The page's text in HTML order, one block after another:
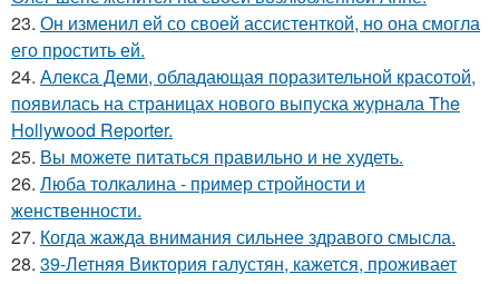
23. Он изменил ей со своей ассистенткой, но она смогла
его простить ей.
24. Алекса Деми, обладающая поразительной красотой,
появилась на страницах нового выпуска журнала The
Hollywood Reporter.
25. Вы можете питаться правильно и не худеть.
26. Люба толкалина - пример стройности и
женственности.
27. Когда жажда внимания сильнее здравого смысла.
28. 39-Летняя Виктория галустян, кажется, проживает